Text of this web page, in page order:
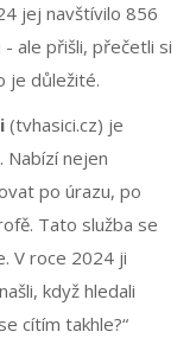
jej navštívilo 856
- ale přišli, přečetli si
je důležité.
(tvhasici.cz) je
Nabízí nejen
po úrazu, po
Tato služba se
V roce 2024 ji
když hledali
cítím takhle?“